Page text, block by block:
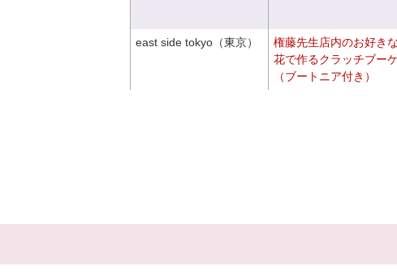
east side tokyo（東京）
権藤先生店内のお好き
花で作るクラッチブーケ
（ブートニア付き）